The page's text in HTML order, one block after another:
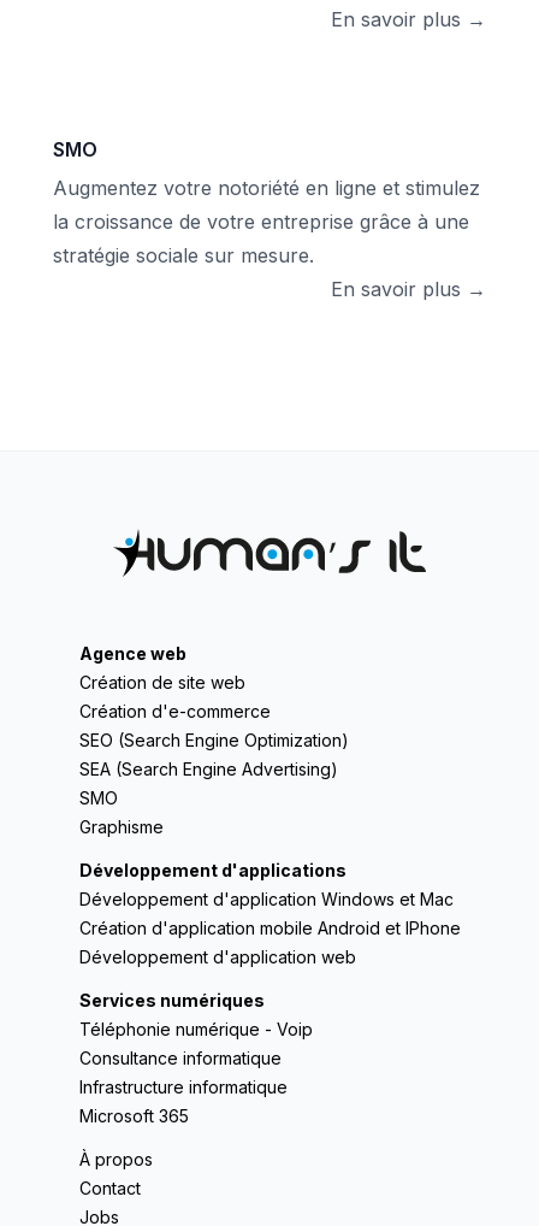
En savoir plus →
SMO
Augmentez votre notoriété en ligne et stimulez
la croissance de votre entreprise grâce à une
stratégie sociale sur mesure.
En savoir plus →
Agence web
Création de site web
Création d'e-commerce
SEO (Search Engine Optimization)
SEA (Search Engine Advertising)
SMO
Graphisme
Développement d'applications
Développement d'application Windows et Mac
Création d'application mobile Android et IPhone
Développement d'application web
Services numériques
Téléphonie numérique - Voip
Consultance informatique
Infrastructure informatique
Microsoft 365
À propos
Contact
Jobs